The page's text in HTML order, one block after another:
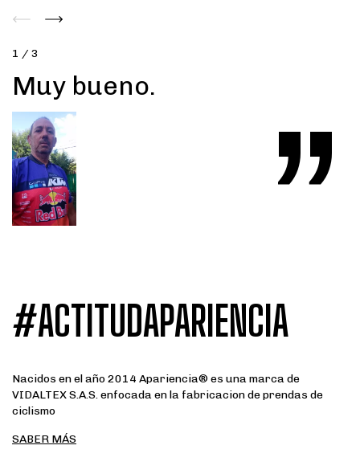
1 / 3
Muy bueno. ”
#ACTITUDAPARIENCIA
Nacidos en el año 2014 Apariencia® es una marca de
VIDALTEX S.A.S. enfocada en la fabricacion de prendas de
ciclismo
SABER MÁS